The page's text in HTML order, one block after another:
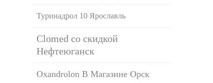
Туринадрол 10 Ярославль
Clomed со скидкой
Нефтеюганск
Oxandrolon В Магазине Орск